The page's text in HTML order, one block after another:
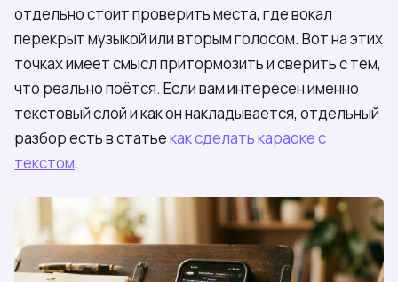
отдельно стоит проверить места, где вокал
перекрыт музыкой или вторым голосом. Вот на этих
точках имеет смысл притормозить и сверить с тем,
что реально поётся. Если вам интересен именно
текстовый слой и как он накладывается, отдельный
разбор есть в статьекак сделать караоке с
текстом.